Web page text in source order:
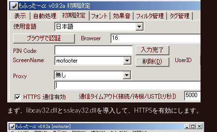
まず、libeay32.dllとssleay32.dllを導入して、HTTPSを有効にします。